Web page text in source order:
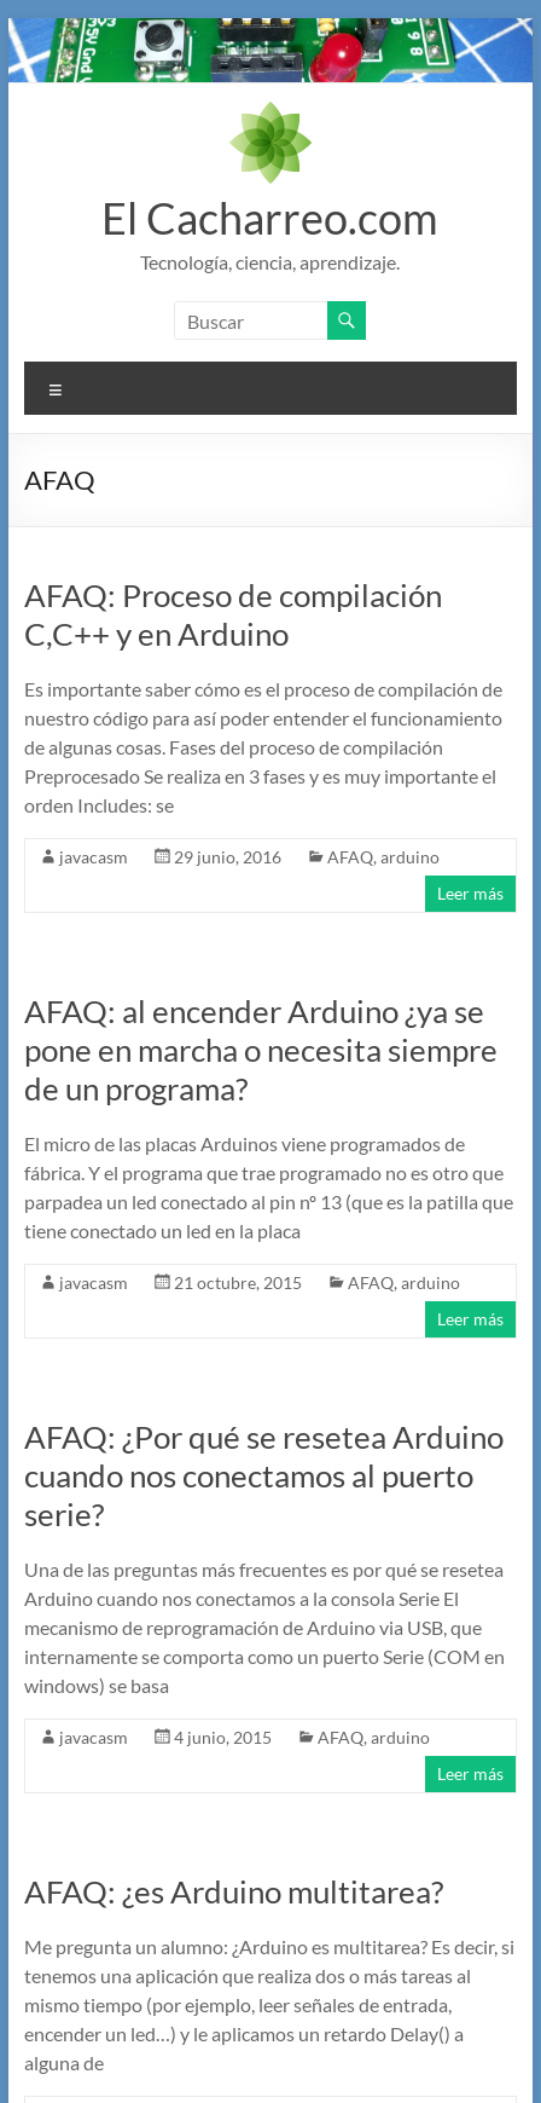
Saltar
al
contenido
El Cacharreo.com
Tecnología, ciencia, aprendizaje.
AFAQ
AFAQ: Proceso de compilación
C,C++ y en Arduino
Es importante saber cómo es el proceso de compilación de
nuestro código para así poder entender el funcionamiento
de algunas cosas. Fases del proceso de compilación
Preprocesado Se realiza en 3 fases y es muy importante el
orden Includes: se
javacasm 29 junio, 2016 AFAQ,arduino
Leer más
AFAQ: al encender Arduino ¿ya se
pone en marcha o necesita siempre
de un programa?
El micro de las placas Arduinos viene programados de
fábrica. Y el programa que trae programado no es otro que
parpadea un led conectado al pin nº 13 (que es la patilla que
tiene conectado un led en la placa
javacasm 21 octubre, 2015 AFAQ,arduino
Leer más
AFAQ: ¿Por qué se resetea Arduino
cuando nos conectamos al puerto
serie?
Una de las preguntas más frecuentes es por qué se resetea
Arduino cuando nos conectamos a la consola Serie El
mecanismo de reprogramación de Arduino via USB, que
internamente se comporta como un puerto Serie (COM en
windows) se basa
javacasm 4 junio, 2015 AFAQ,arduino
Leer más
AFAQ: ¿es Arduino multitarea?
Me pregunta un alumno: ¿Arduino es multitarea? Es decir, si
tenemos una aplicación que realiza dos o más tareas al
mismo tiempo (por ejemplo, leer señales de entrada,
encender un led…) y le aplicamos un retardo Delay() a
alguna de